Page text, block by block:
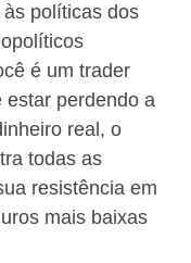
políticas dos
é um trader
estar perdendo a
real, o
todas as
resistência em
mais baixas